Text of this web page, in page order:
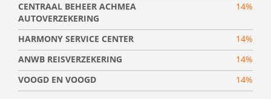
CENTRAAL BEHEER ACHMEA
AUTOVERZEKERING
14%
HARMONY SERVICE CENTER
14%
ANWB REISVERZEKERING
14%
VOOGD EN VOOGD
14%